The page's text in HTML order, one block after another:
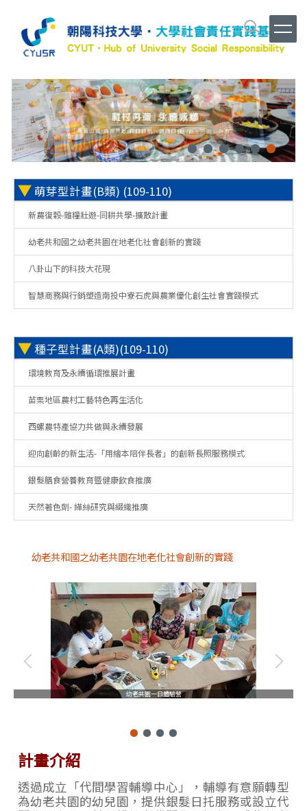
區
▼ 萌芽型計畫(B類) (109-110)
新農復穀-雜糧壯遊-同耕共學-擴散計畫
幼老共和國之幼老共園在地老化社會創新的實踐
八卦山下的科技大花現
智慧商務與行銷塑造南投中寮石虎與農業優化創生社會實踐模式
▼ 種子型計畫(A類)(109-110)
環境教育及永續循環推展計畫
苗栗地區農村工藝特色再生活化
西螺農特產協力共做與永續發展
迎向創齡的新生活-「用繪本陪伴長者」的創新長照服務模式
銀髮膳食營養教育暨健康飲食推廣
天然著色劑- 緙絲研究與綴織推廣
幼老共和國之幼老共園在地老化社會創新的實踐
幼老共園一日體驗營
計畫介紹
透過成立「代間學習輔導中心」，輔導有意願轉型
為幼老共園的幼兒園，提供銀髮日托服務或設立代